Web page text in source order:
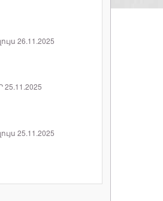
26.11.2025
25.11.2025
25.11.2025